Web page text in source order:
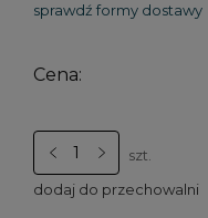
sprawdź formy dostawy
Cena:
szt.
dodaj do przechowalni